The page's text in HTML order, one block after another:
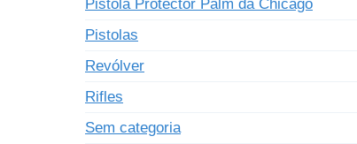
Pistola Protector Palm da Chicago
Pistolas
Revólver
Rifles
Sem categoria